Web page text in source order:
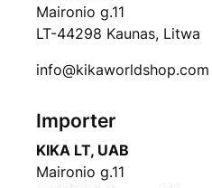
Maironio g.11
LT-44298 Kaunas, Litwa
info@kikaworldshop.com
Importer
KIKA LT, UAB
Maironio g.11